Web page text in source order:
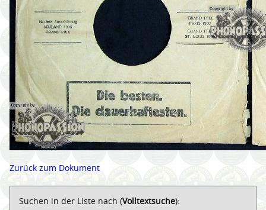
Zurück zum Dokument
Suchen in der Liste nach (Volltextsuche):